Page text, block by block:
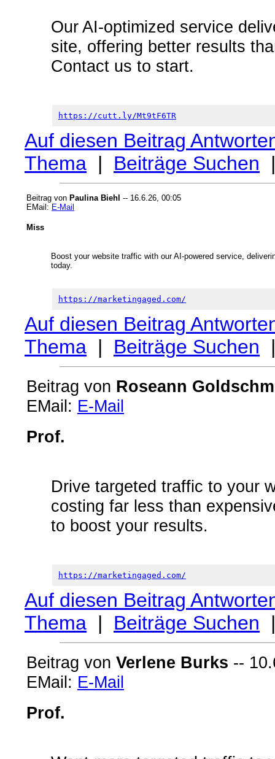
Our AI-optimized service
site, offering better results
Contact us to start.
https://cutt.ly/Mt9tF6TR
Auf diesen Beitrag
Thema | Beiträge Suchen
Beitrag von Paulina Biehl -- 16.6.26, 00:05
EMail: E-Mail
Miss
Boost your website traffic with our AI-powered service,
today.
https://marketingaged.com/
Auf diesen Beitrag
Thema | Beiträge Suchen
Beitrag von Roseann
EMail: E-Mail
Prof.
Drive targeted traffic to your
costing far less than
to boost your results.
https://marketingaged.com/
Auf diesen Beitrag
Thema | Beiträge Suchen
Beitrag von Verlene Burks --
EMail: E-Mail
Prof.